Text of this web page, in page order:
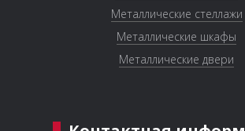
Металлические стеллажи
Металлические шкафы
Металлические двери